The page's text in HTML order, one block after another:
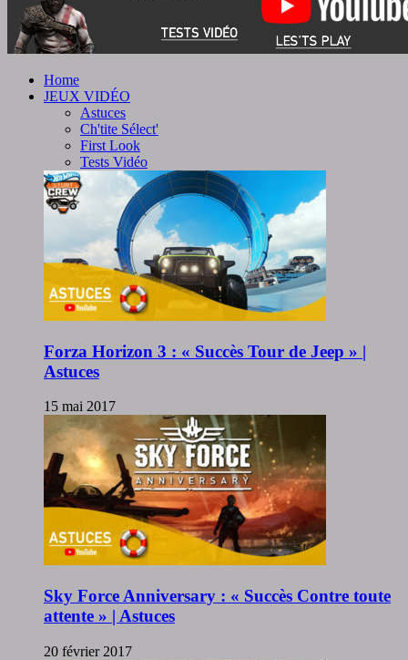
Home
JEUX VIDÉO
Astuces
Ch'tite Sélect'
First Look
Tests Vidéo
Forza Horizon 3 : « Succès Tour de Jeep » |
Astuces
15 mai 2017
Sky Force Anniversary : « Succès Contre toute
attente » | Astuces
20 février 2017